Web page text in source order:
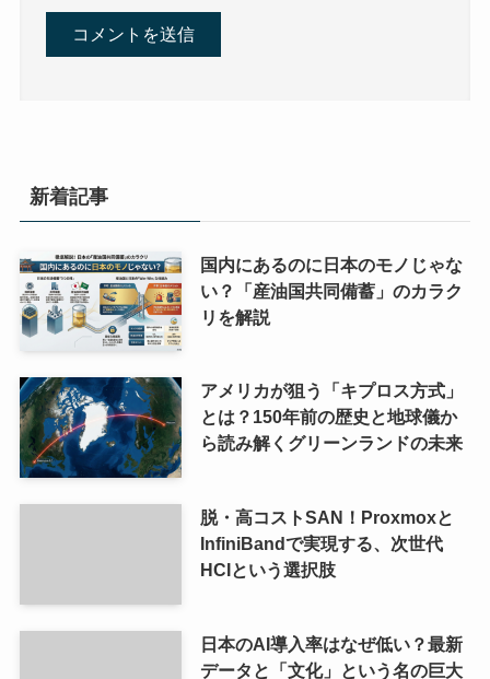
新着記事
国内にあるのに日本のモノじゃな
い？「産油国共同備蓄」のカラク
リを解説
アメリカが狙う「キプロス方式」
とは？150年前の歴史と地球儀か
ら読み解くグリーンランドの未来
脱・高コストSAN！Proxmoxと
InfiniBandで実現する、次世代
HCIという選択肢
日本のAI導入率はなぜ低い？最新
データと「文化」という名の巨大